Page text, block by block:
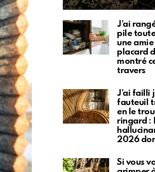
J’ai
pile
une
placard
montré
travers
J’ai failli
fauteuil
en le
ringard :
2026
Si vous